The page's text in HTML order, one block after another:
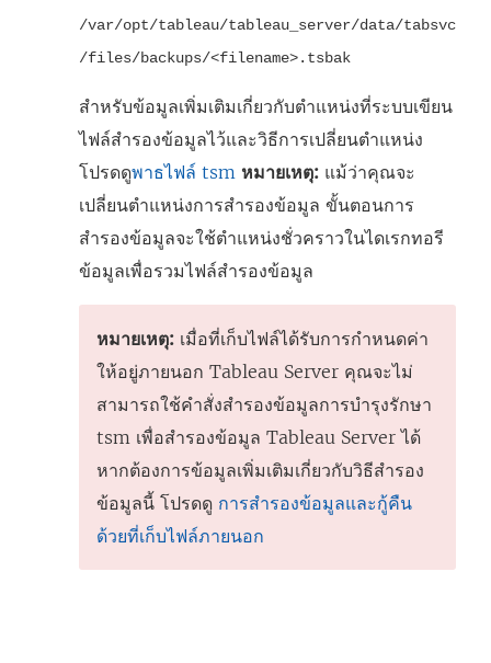
/var/opt/tableau/tableau_server/data/tabsvc
/files/backups/<filename>.tsbak
สำหรับข้อมูลเพิ่มเติมเกี่ยวกับตำแหน่งที่ระบบเขียน
ไฟล์สำรองข้อมูลไว้และวิธีการเปลี่ยนตำแหน่ง
โปรดดูพาธไฟล์ tsm หมายเหตุ: แม้ว่าคุณจะ
เปลี่ยนตำแหน่งการสำรองข้อมูล ขั้นตอนการ
สำรองข้อมูลจะใช้ตำแหน่งชั่วคราวในไดเรกทอรี
ข้อมูลเพื่อรวมไฟล์สำรองข้อมูล
หมายเหตุ: เมื่อที่เก็บไฟล์ได้รับการกำหนดค่า
ให้อยู่ภายนอก Tableau Server คุณจะไม่
สามารถใช้คำสั่งสำรองข้อมูลการบำรุงรักษา
tsm เพื่อสำรองข้อมูล Tableau Server ได้
หากต้องการข้อมูลเพิ่มเติมเกี่ยวกับวิธีสำรอง
ข้อมูลนี้ โปรดดู การสำรองข้อมูลและกู้คืน
ด้วยที่เก็บไฟล์ภายนอก